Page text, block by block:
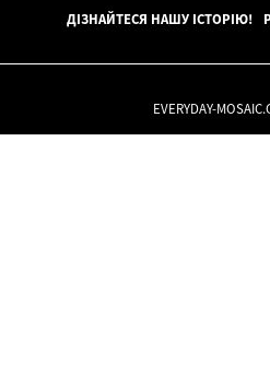
ДІЗНАЙТЕСЯ НАШУ ІСТОРІЮ!
EVERYDAY-